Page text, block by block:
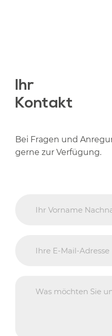
Ihr
Kontakt
Bei Fragen und
gerne zur Verfügung.